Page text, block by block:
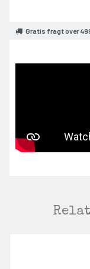
Gratis fragt over